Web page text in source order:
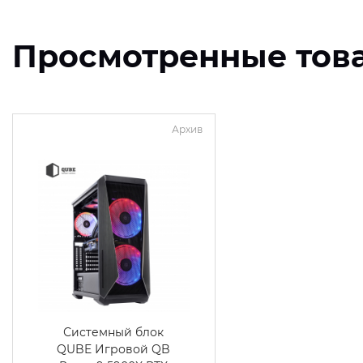
Просмотренные
Архив
Системный блок
QUBE Игровой QB